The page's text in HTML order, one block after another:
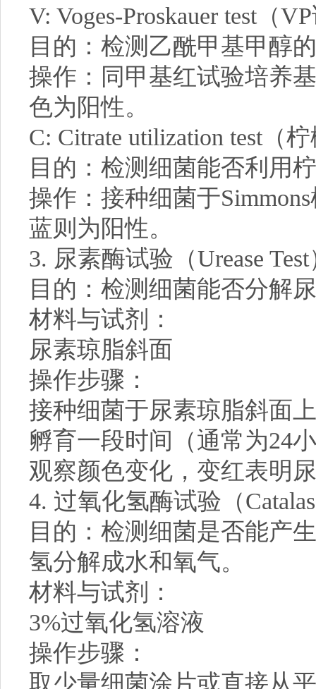
V: Voges-Proskauer test（
目的：检测乙酰甲基甲醇
操作：同甲基红试验培养
色为阳性。
C: Citrate utilization test（
目的：检测细菌能否利用
操作：接种细菌于
蓝则为阳性。
3. 尿素酶试验（Urease Test
目的：检测细菌能否分解
材料与试剂：
尿素琼脂斜面
操作步骤：
接种细菌于尿素琼脂斜面
孵育一段时间（通常为24
观察颜色变化，变红表明
4. 过氧化氢酶试验（
目的：检测细菌是否能产
氢分解成水和氧气。
材料与试剂：
3%过氧化氢溶液
操作步骤：
取少量细菌涂片或直接从